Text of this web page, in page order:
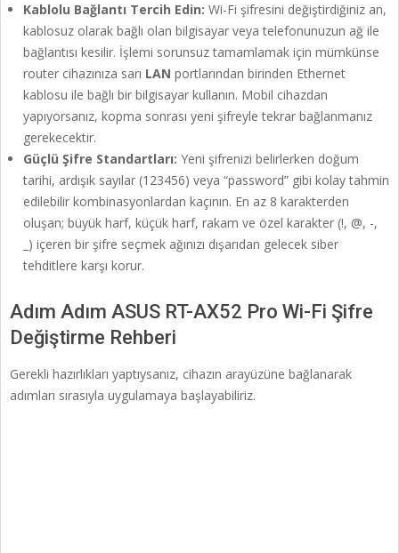
Kablolu Bağlantı Tercih Edin: Wi-Fi şifresini değiştirdiğiniz an,
kablosuz olarak bağlı olan bilgisayar veya telefonunuzun ağ ile
bağlantısı kesilir. İşlemi sorunsuz tamamlamak için mümkünse
router cihazınıza sarı LAN portlarından birinden Ethernet
kablosu ile bağlı bir bilgisayar kullanın. Mobil cihazdan
yapıyorsanız, kopma sonrası yeni şifreyle tekrar bağlanmanız
gerekecektir.
Güçlü Şifre Standartları: Yeni şifrenizi belirlerken doğum
tarihi, ardışık sayılar (123456) veya “password” gibi kolay tahmin
edilebilir kombinasyonlardan kaçının. En az 8 karakterden
oluşan; büyük harf, küçük harf, rakam ve özel karakter (!, @, -,
_) içeren bir şifre seçmek ağınızı dışarıdan gelecek siber
tehditlere karşı korur.
Adım Adım ASUS RT-AX52 Pro Wi-Fi Şifre
Değiştirme Rehberi
Gerekli hazırlıkları yaptıysanız, cihazın arayüzüne bağlanarak
adımları sırasıyla uygulamaya başlayabiliriz.